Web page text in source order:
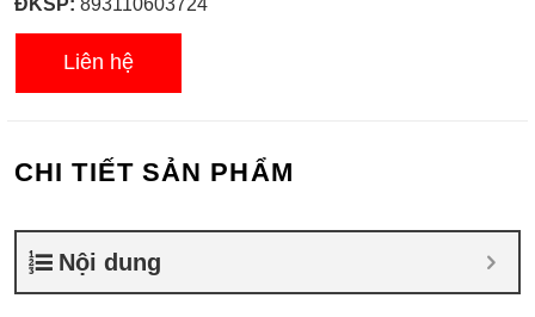
Liên hệ
CHI TIẾT SẢN PHẨM
Nội dung